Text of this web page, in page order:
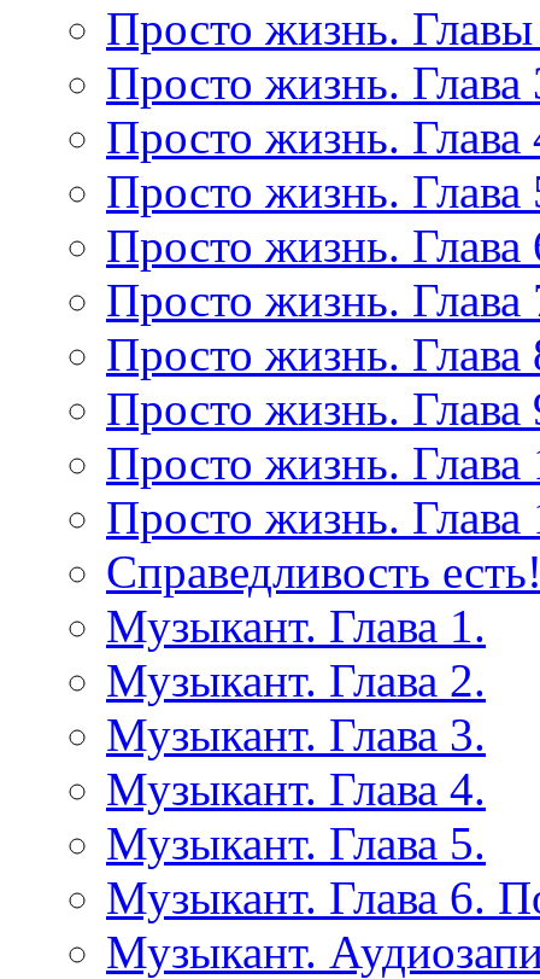
Просто жизнь.
Просто жизнь. Глава
Просто жизнь. Глава
Просто жизнь. Глава
Просто жизнь. Глава
Просто жизнь. Глава
Просто жизнь. Глава
Просто жизнь. Глава
Просто жизнь. Глава
Просто жизнь. Глава
Справедливость
Музыкант. Глава 1.
Музыкант. Глава 2.
Музыкант. Глава 3.
Музыкант. Глава 4.
Музыкант. Глава 5.
Музыкант. Глава 6.
Музыкант.